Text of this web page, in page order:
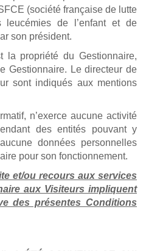
(société française de lutte
de l’enfant et de
son président.
la propriété du Gestionnaire,
Gestionnaire. Le directeur de
sont indiqués aux mentions
n’exerce aucune activité
des entités pouvant y
données personnelles
pour son fonctionnement.
et/ou recours aux services
aux Visiteurs impliquent
des présentes Conditions